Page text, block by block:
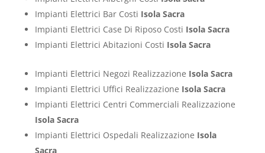
Impianti Elettrici Bar Costi Isola Sacra
Impianti Elettrici Case Di Riposo Costi Isola Sacra
Impianti Elettrici Abitazioni Costi Isola Sacra
Impianti Elettrici Negozi Realizzazione Isola Sacra
Impianti Elettrici Uffici Realizzazione Isola Sacra
Impianti Elettrici Centri Commerciali Realizzazione
Isola Sacra
Impianti Elettrici Ospedali Realizzazione Isola
Sacra